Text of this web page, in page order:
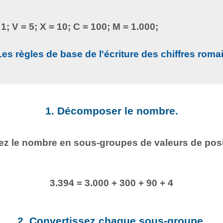
1; V = 5; X = 10; C = 100; M = 1.000;
règles de base de l'écriture des chiffres
1. Décomposer le nombre.
le nombre en sous-groupes de valeurs de
3.394 = 3.000 + 300 + 90 + 4